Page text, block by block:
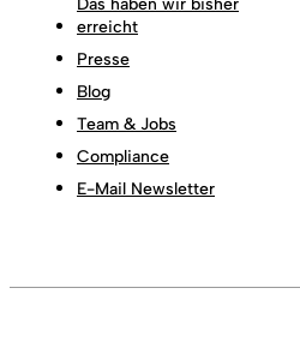
erreicht
Presse
Blog
Team & Jobs
Compliance
E-Mail Newsletter